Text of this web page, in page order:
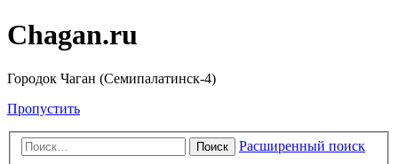
Chagan.ru
Городок Чаган (Семипалатинск-4)
Пропустить
Поиск Расширенный поиск